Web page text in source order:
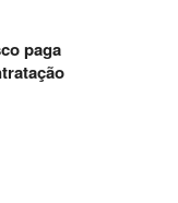
paga